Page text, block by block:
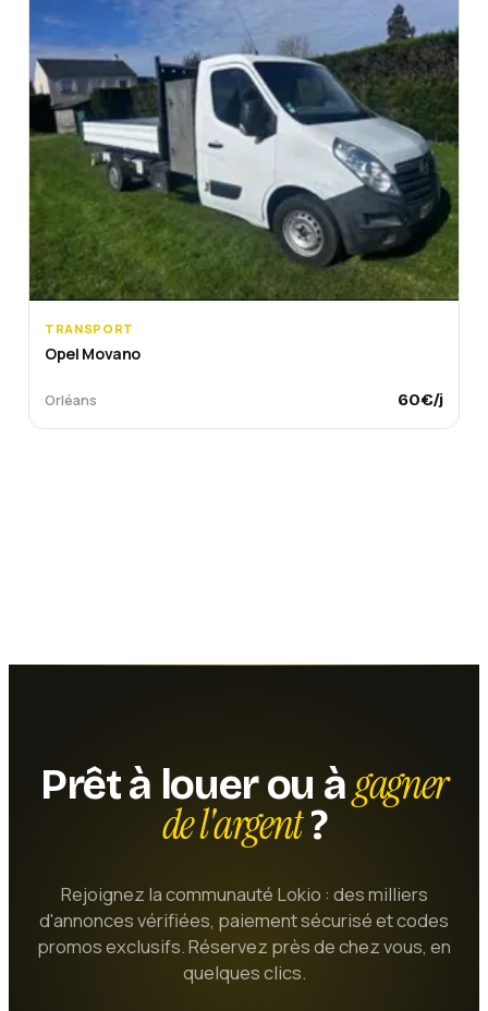
TRANSPORT
Opel Movano
Orléans 60€/j
Prêt à louer ou àgagner
de l'argent?
Rejoignez la communauté Lokio : des milliers
d'annonces vérifiées, paiement sécurisé et codes
promos exclusifs. Réservez près de chez vous, en
quelques clics.